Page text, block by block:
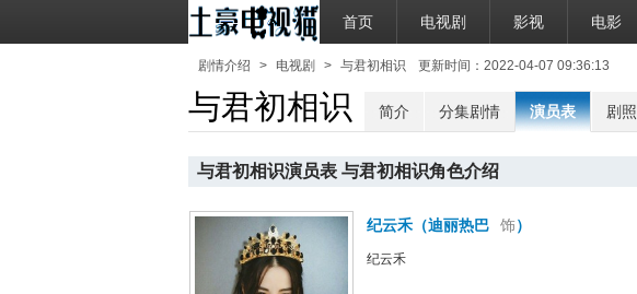
首页 电视剧 影视 电影
剧情介绍 > 电视剧 > 与君初相识 更新时间：2022-04-07 09:36:13
与君初相识 简介 分集剧情 演员表 剧照
与君初相识演员表 与君初相识角色介绍
纪云禾 （迪丽热巴 饰）
纪云禾